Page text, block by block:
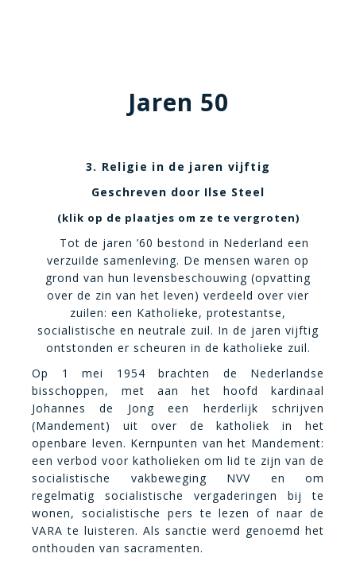
Jaren 50
3. Religie in de jaren vijftig
Geschreven door Ilse Steel
(klik op de plaatjes om ze te vergroten)
Tot de jaren ’60 bestond in Nederland een
verzuilde samenleving. De mensen waren op
grond van hun levensbeschouwing (opvatting
over de zin van het leven) verdeeld over vier
zuilen: een Katholieke, protestantse,
socialistische en neutrale zuil. In de jaren vijftig
ontstonden er scheuren in de katholieke zuil.
Op 1 mei 1954 brachten de Nederlandse
bisschoppen, met aan het hoofd kardinaal
Johannes de Jong een herderlijk schrijven
(Mandement) uit over de katholiek in het
openbare leven. Kernpunten van het Mandement:
een verbod voor katholieken om lid te zijn van de
socialistische vakbeweging NVV en om
regelmatig socialistische vergaderingen bij te
wonen, socialistische pers te lezen of naar de
VARA te luisteren. Als sanctie werd genoemd het
onthouden van sacramenten.